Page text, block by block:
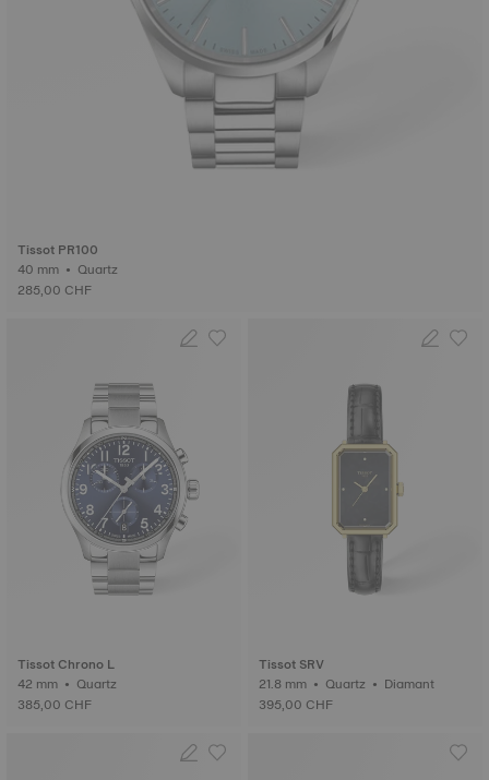
Tissot PR100
40 mm • Quartz
285,00 CHF
Tissot Chrono L
42 mm • Quartz
385,00 CHF
Tissot SRV
21.8 mm • Quartz • Diamant
395,00 CHF